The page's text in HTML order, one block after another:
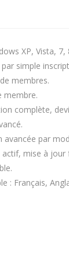
XP, Vista, 7,
simple
membres.
membre.
complète,
avancée par
mise à jour
: Français,